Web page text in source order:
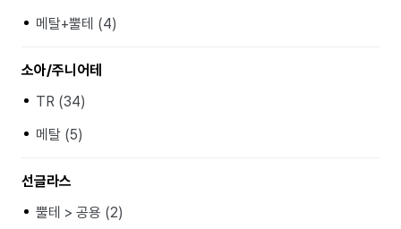
메탈+뿔테 (4)
소아/주니어테
TR (34)
메탈 (5)
선글라스
뿔테 > 공용 (2)